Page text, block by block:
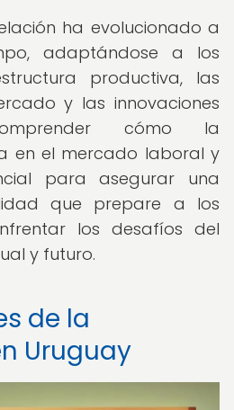
ha evolucionado a
adaptándose a los
productiva, las
y las innovaciones
cómo la
en el mercado laboral y
para asegurar una
que prepare a los
los desafíos del
y futuro.
de la
Uruguay